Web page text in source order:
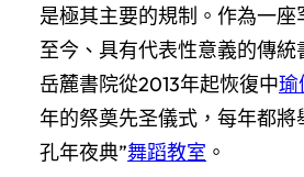
是極其主要的規制。作為一座
至今、具有代表性意義的傳
岳麓書院從2013年起恢復中瑜
年的祭奠先圣儀式，每年都將
孔年夜典”舞蹈教室 。